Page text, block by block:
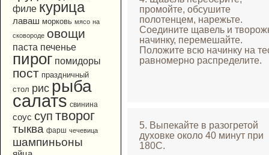
филе курица
лаваш морковь мясо на
сковороде овощи
паста печенье
пирог помидоры
пост праздничный
стол рис рыба
салатs свинина
соус суп творог
тыква фарш чечевица
шампиньоны
промойте, обсушите
полотенцем, нарежьте.
Соедините щавель и
начинку, перемешайте.
Положите всю начинку на
равномерно распределите.
5. Выпекайте в разогретой
духовке около 40 минут при
180С.